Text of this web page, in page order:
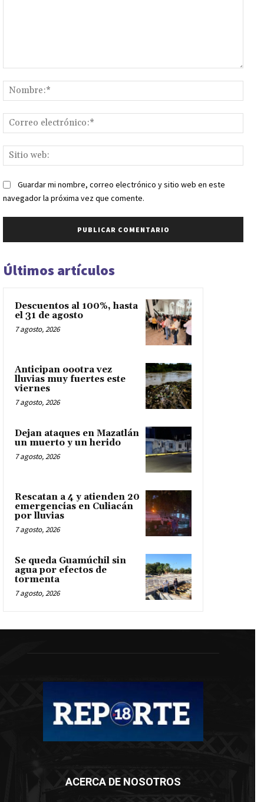
web:
Guardar mi nombre, correo electrónico y sitio web en este
navegador la próxima vez que comente.
Últimos artículos
Descuentos al 100%, hasta
el 31 de agosto
7 agosto, 2026
Anticipan oootra vez
lluvias muy fuertes este
viernes
7 agosto, 2026
Dejan ataques en Mazatlán
un muerto y un herido
7 agosto, 2026
Rescatan a 4 y atienden 20
emergencias en Culiacán
por lluvias
7 agosto, 2026
Se queda Guamúchil sin
agua por efectos de
tormenta
7 agosto, 2026
ACERCA DE NOSOTROS